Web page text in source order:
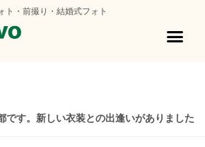
ト・前撮り・結婚式フォト
です。新しい衣装との出逢いがありました